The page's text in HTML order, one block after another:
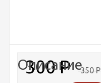
300Р 350Р
Описание